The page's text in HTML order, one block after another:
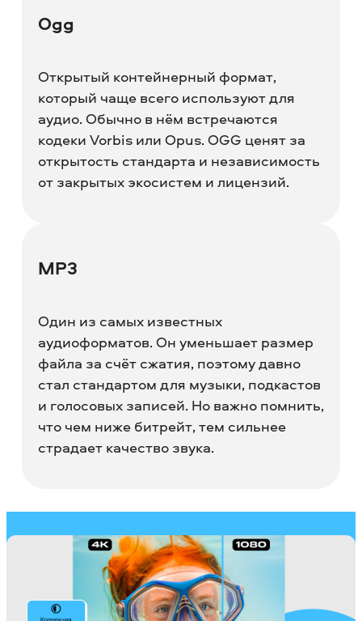
Ogg
Открытый контейнерный формат,
который чаще всего используют для
аудио. Обычно в нём встречаются
кодеки Vorbis или Opus. OGG ценят за
открытость стандарта и независимость
от закрытых экосистем и лицензий.
MP3
Один из самых известных
аудиоформатов. Он уменьшает размер
файла за счёт сжатия, поэтому давно
стал стандартом для музыки, подкастов
и голосовых записей. Но важно помнить,
что чем ниже битрейт, тем сильнее
страдает качество звука.